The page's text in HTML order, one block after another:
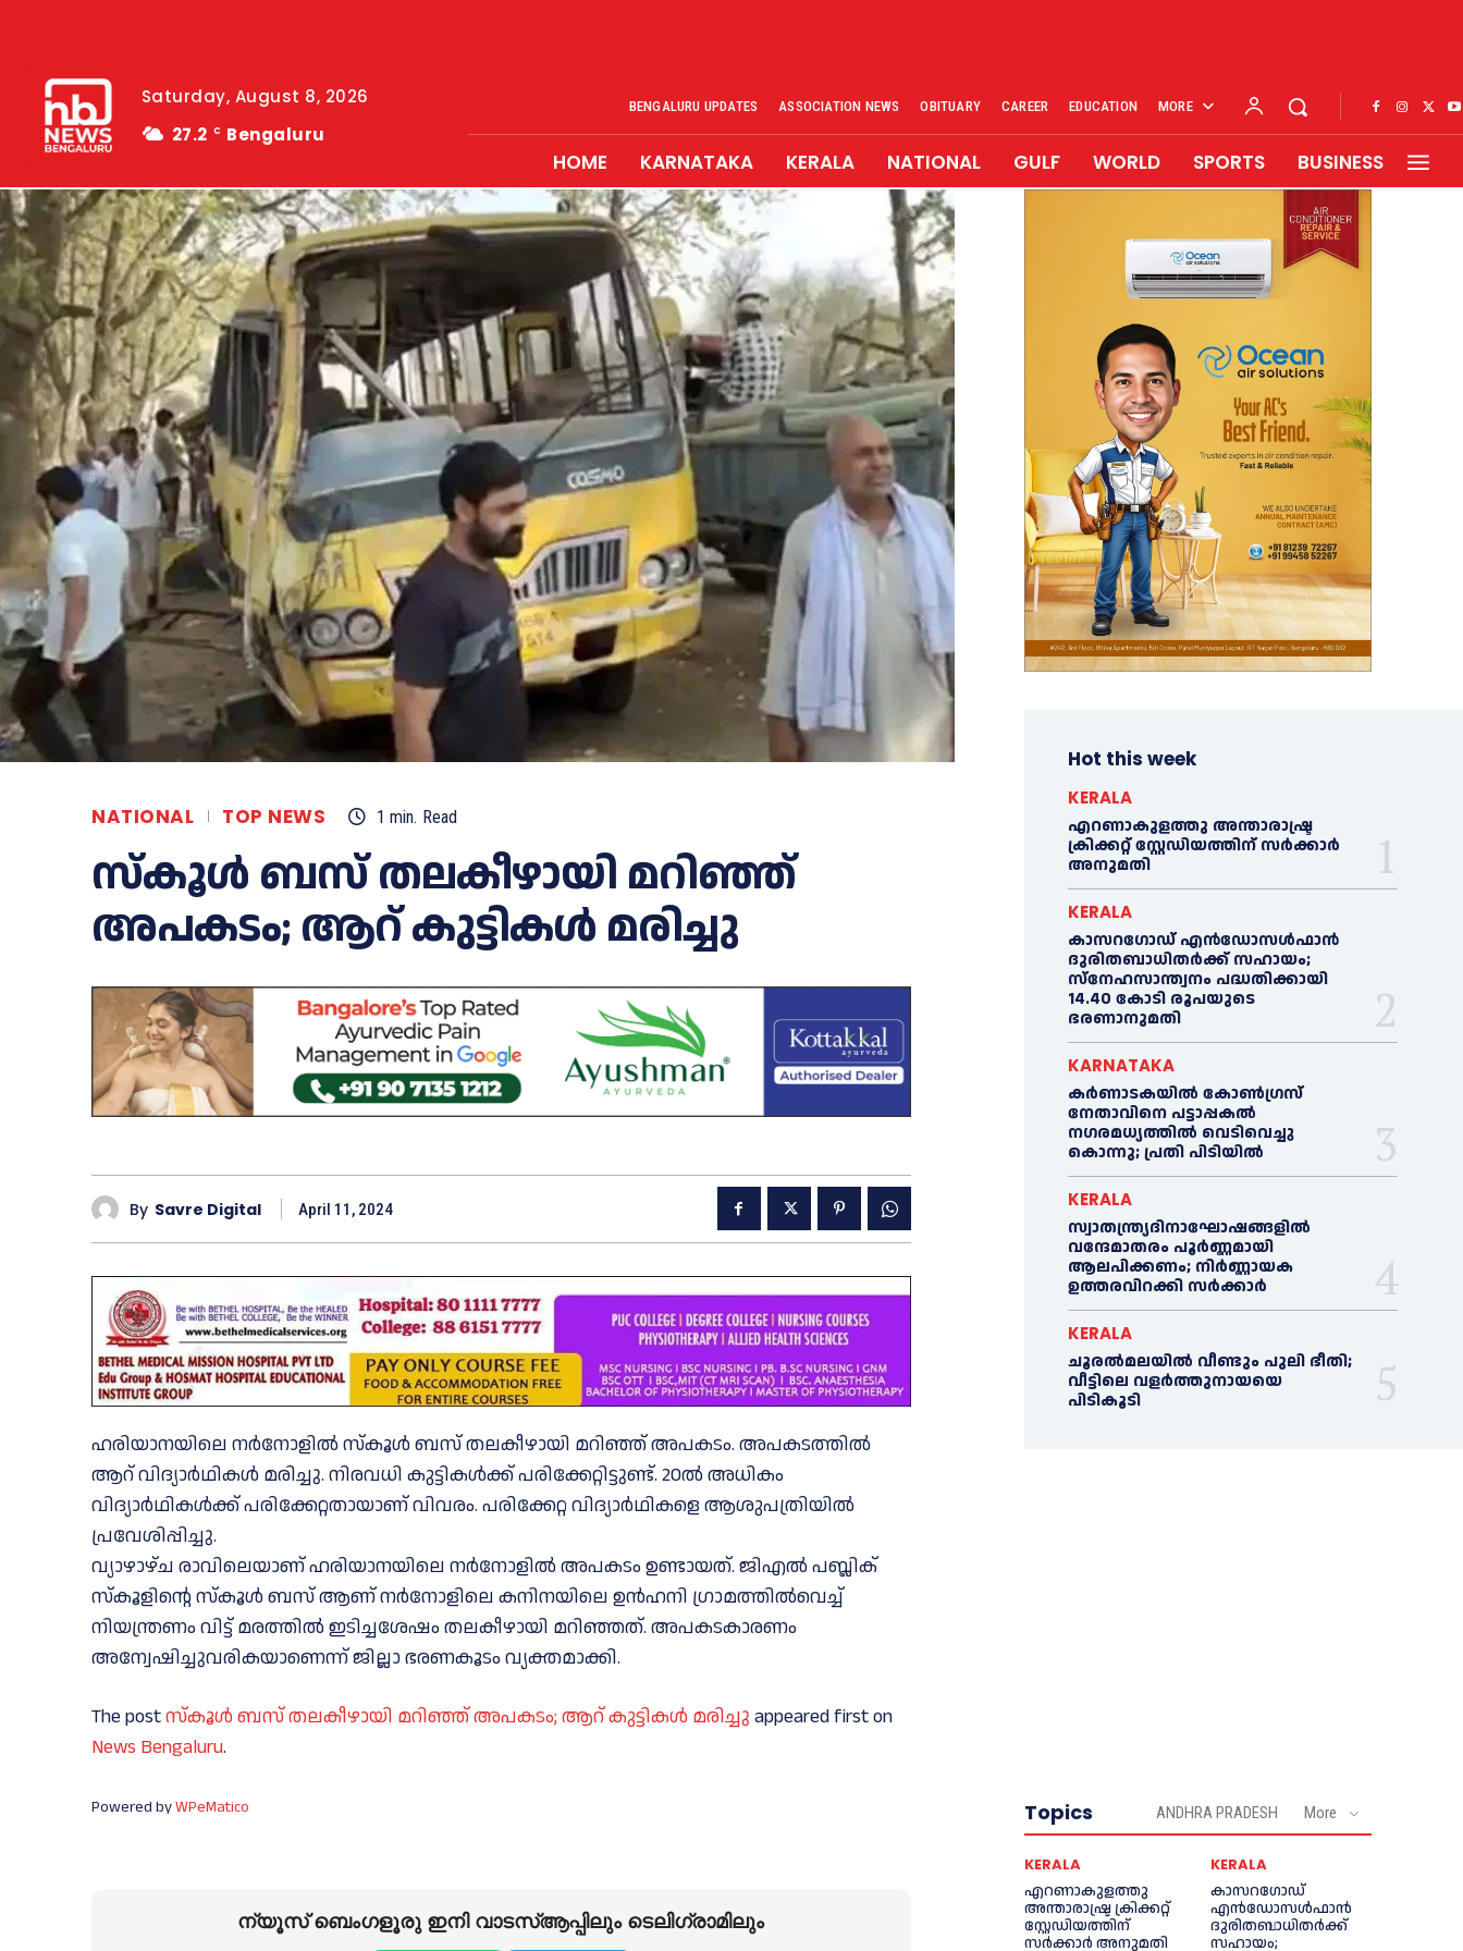
Saturday, August 8, 2026
27.2 C Bengaluru
BENGALURU UPDATES ASSOCIATION NEWS OBITUARY CAREER EDUCATION MORE
HOME KARNATAKA KERALA NATIONAL GULF WORLD SPORTS BUSINESS
NATIONAL TOP NEWS 1 min. Read
സ്‌കൂള്‍ ബസ് തലകീഴായി മറിഞ്ഞ്
അപകടം; ആറ് കുട്ടികള്‍ മരിച്ചു
By Savre Digital April 11, 2024
ഹരിയാനയിലെ നര്‍നോളില്‍ സ്‌കൂള്‍ ബസ് തലകീഴായി മറിഞ്ഞ് അപകടം. അപകടത്തില്‍
ആറ് വിദ്യാര്‍ഥികള്‍ മരിച്ചു. നിരവധി കുട്ടികള്‍ക്ക് പരിക്കേറ്റിട്ടുണ്ട്. 20ല്‍ അധികം
വിദ്യാര്‍ഥികള്‍ക്ക് പരിക്കേറ്റതായാണ് വിവരം. പരിക്കേറ്റ വിദ്യാര്‍ഥികളെ ആശുപത്രിയില്‍
പ്രവേശിപ്പിച്ചു.
വ്യാഴാഴ്ച രാവിലെയാണ് ഹരിയാനയിലെ നര്‍നോളില്‍ അപകടം ഉണ്ടായത്. ജിഎല്‍ പബ്ലിക്
സ്‌കൂളിന്റെ സ്‌കൂള്‍ ബസ് ആണ് നര്‍നോളിലെ കനിനയിലെ ഉന്‍ഹനി ഗ്രാമത്തില്‍വെച്ച്‌
നിയന്ത്രണം വിട്ട് മരത്തില്‍ ഇടിച്ചശേഷം തലകീഴായി മറിഞ്ഞത്. അപകടകാരണം
അന്വേഷിച്ചുവരികയാണെന്ന് ജില്ലാ ഭരണകൂടം വ്യക്തമാക്കി.
The postസ്‌കൂള്‍ ബസ് തലകീഴായി മറിഞ്ഞ് അപകടം; ആറ് കുട്ടികള്‍ മരിച്ചു appeared first on
News Bengaluru.
Powered byWPeMatico
ന്യൂസ് ബെംഗളൂരു ഇനി വാടസ്ആപ്പിലും ടെലിഗ്രാമിലും
Hot this week
KERALA
എറണാകുളത്തു അന്താരാഷ്ട്ര
ക്രിക്കറ്റ് സ്റ്റേഡിയത്തിന് സര്‍ക്കാര്‍
അനുമതി
KERALA
കാസറഗോഡ് എന്‍ഡോസള്‍ഫാന്‍
ദുരിതബാധിതര്‍ക്ക് സഹായം;
സ്‌നേഹസാന്ത്വനം പദ്ധതിക്കായി
14.40 കോടി രൂപയുടെ
ഭരണാനുമതി
KARNATAKA
കർണാടകയിൽ കോണ്‍ഗ്രസ്
നേതാവിനെ പട്ടാപ്പകല്‍
നഗരമധ്യത്തില്‍ വെടിവെച്ചു
കൊന്നു; പ്രതി പിടിയില്‍
KERALA
സ്വാതന്ത്ര്യദിനാഘോഷങ്ങളില്‍
വന്ദേമാതരം പൂര്‍ണ്ണമായി
ആലപിക്കണം; നിര്‍ണ്ണായക
ഉത്തരവിറക്കി സര്‍ക്കാര്‍
KERALA
ചൂരല്‍മലയില്‍ വീണ്ടും പുലി ഭീതി;
വീട്ടിലെ വളര്‍ത്തുനായയെ
പിടികൂടി
Topics ANDHRA PRADESH More
KERALA
എറണാകുളത്തു
അന്താരാഷ്ട്ര ക്രിക്കറ്റ്
സ്റ്റേഡിയത്തിന്
സര്‍ക്കാര്‍ അനുമതി
KERALA
കാസറഗോഡ്
എന്‍ഡോസള്‍ഫാന്‍
ദുരിതബാധിതര്‍ക്ക്
സഹായം;